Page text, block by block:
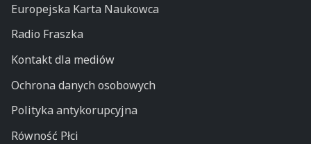
Europejska Karta Naukowca
Radio Fraszka
Kontakt dla mediów
Ochrona danych osobowych
Polityka antykorupcyjna
Równość Płci